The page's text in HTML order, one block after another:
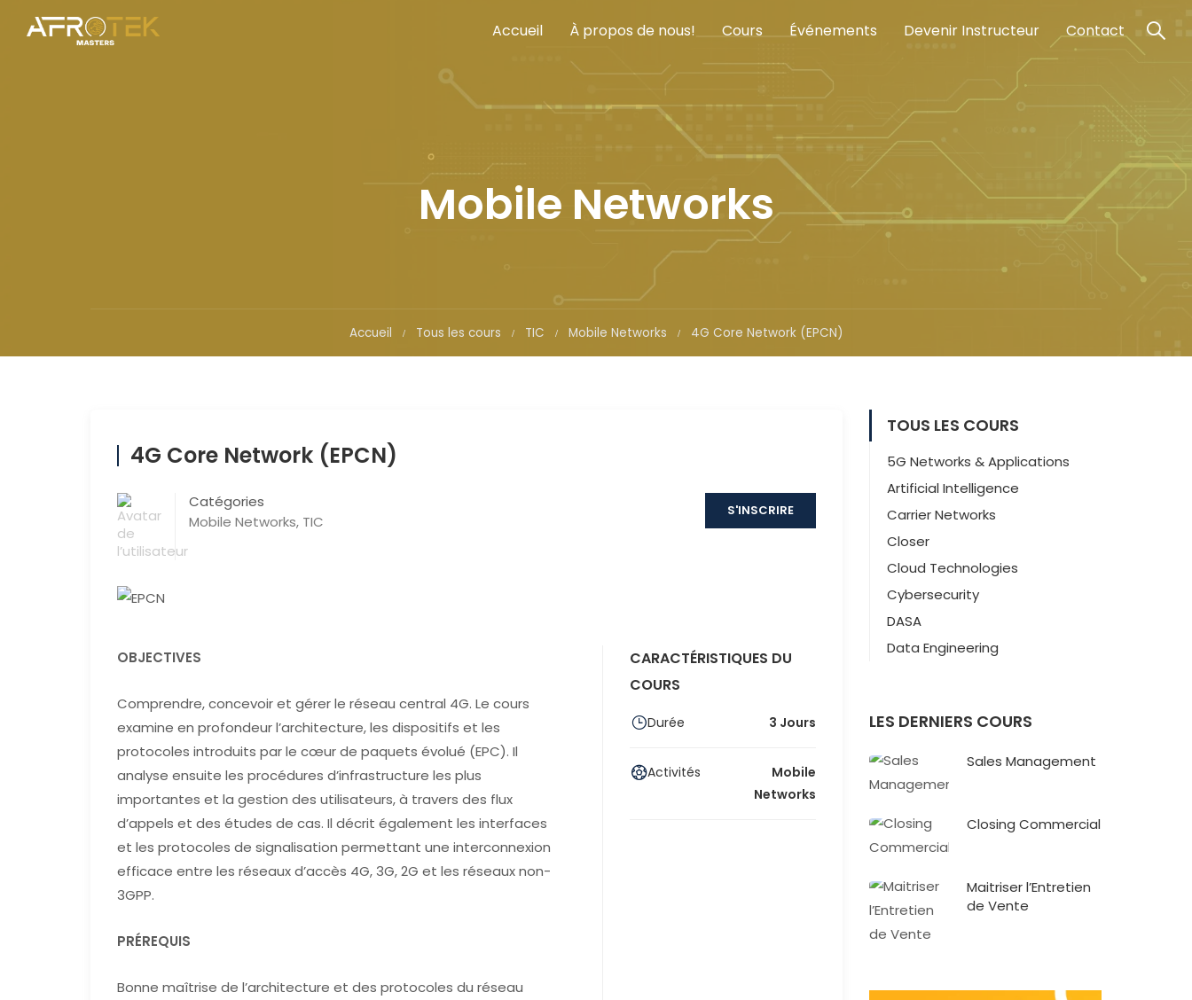
Accueil À propos de nous! Cours Événements Devenir Instructeur Contact
Mobile Networks
Accueil Tous les cours TIC Mobile Networks 4G Core Network (EPCN)
4G Core Network (EPCN)
Catégories
Mobile Networks, TIC
S'INSCRIRE
OBJECTIVES
Comprendre, concevoir et gérer le réseau central 4G. Le cours
examine en profondeur l’architecture, les dispositifs et les
protocoles introduits par le cœur de paquets évolué (EPC). Il
analyse ensuite les procédures d’infrastructure les plus
importantes et la gestion des utilisateurs, à travers des flux
d’appels et des études de cas. Il décrit également les interfaces
et les protocoles de signalisation permettant une interconnexion
efficace entre les réseaux d’accès 4G, 3G, 2G et les réseaux non-
3GPP.
PRÉREQUIS
Bonne maîtrise de l’architecture et des protocoles du réseau
CARACTÉRISTIQUES DU
COURS
Durée 3 Jours
Activités
Mobile
Networks
TOUS LES COURS
5G Networks & Applications
Artificial Intelligence
Carrier Networks
Closer
Cloud Technologies
Cybersecurity
DASA
Data Engineering
LES DERNIERS COURS
Sales Management
Closing Commercial
Maitriser l’Entretien
de Vente